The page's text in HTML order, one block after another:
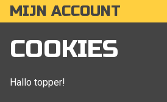
COOKIES
Hallo topper!
MIJN ACCOUNT
Mijn account
Bestellingen